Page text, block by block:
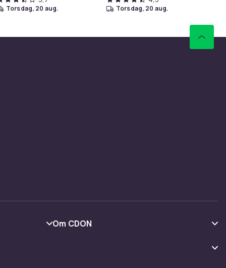
torsdag, 20 aug. torsdag, 20 aug.
Om CDON